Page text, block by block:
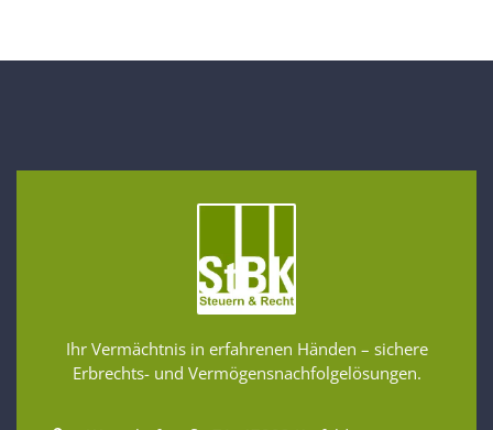
Ihr Vermächtnis in erfahrenen Händen – sichere
Erbrechts- und Vermögensnachfolgelösungen.